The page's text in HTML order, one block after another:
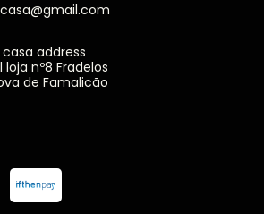
address
nº8 Fradelos
de Famalicão